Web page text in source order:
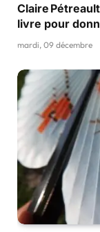
Claire
livre pour
mardi, 09 décembre